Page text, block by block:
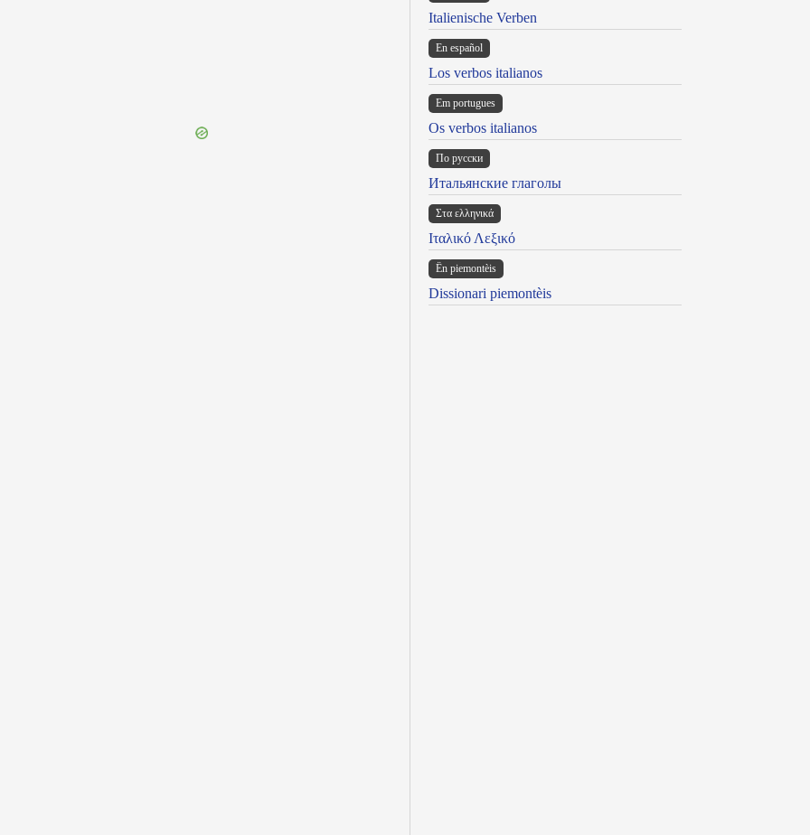
Italienische Verben
En español
Los verbos italianos
Em portugues
Os verbos italianos
По русски
Итальянские глаголы
Στα ελληνικά
Ιταλικό Λεξικό
Ën piemontèis
Dissionari piemontèis